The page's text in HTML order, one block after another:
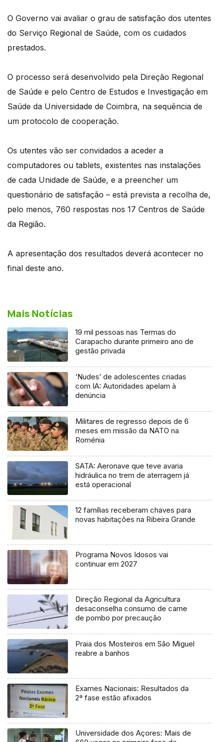
O Governo vai avaliar o grau de satisfação dos utentes
do Serviço Regional de Saúde, com os cuidados
prestados.
O processo será desenvolvido pela Direção Regional
de Saúde e pelo Centro de Estudos e Investigação em
Saúde da Universidade de Coimbra, na sequência de
um protocolo de cooperação.
Os utentes vão ser convidados a aceder a
computadores ou tablets, existentes nas instalações
de cada Unidade de Saúde, e a preencher um
questionário de satisfação – está prevista a recolha de,
pelo menos, 760 respostas nos 17 Centros de Saúde
da Região.
A apresentação dos resultados deverá acontecer no
final deste ano.
Mais Notícias
19 mil pessoas nas Termas do
Carapacho durante primeiro ano de
gestão privada
‘Nudes’ de adolescentes criadas
com IA: Autoridades apelam à
denúncia
Militares de regresso depois de 6
meses em missão da NATO na
Roménia
SATA: Aeronave que teve avaria
hidráulica no trem de aterragem já
está operacional
12 famílias receberam chaves para
novas habitações na Ribeira Grande
Programa Novos Idosos vai
continuar em 2027
Direção Regional da Agricultura
desaconselha consumo de carne
de pombo por precaução
Praia dos Mosteiros em São Miguel
reabre a banhos
Exames Nacionais: Resultados da
2ª fase estão afixados
Universidade dos Açores: Mais de